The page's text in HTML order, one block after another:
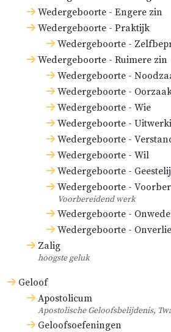
Wedergeboorte - Engere zin
Wedergeboorte - Praktijk
Wedergeboorte -
Wedergeboorte - Ruimere zin
Wedergeboorte -
Wedergeboorte -
Wedergeboorte - Wie
Wedergeboorte -
Wedergeboorte -
Wedergeboorte - Wil
Wedergeboorte -
Wedergeboorte -
Voorbereidend werk
Wedergeboorte -
Wedergeboorte -
Zalig
hoogste geluk
Geloof
Apostolicum
Apostolische Geloofsbelijdenis,
Geloofsoefeningen